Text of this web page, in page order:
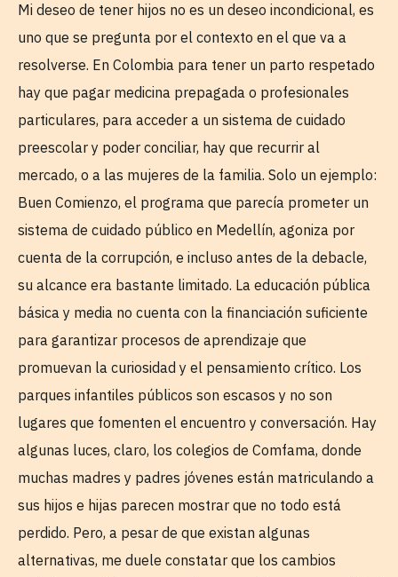
Mi deseo de tener hijos no es un deseo incondicional, es
uno que se pregunta por el contexto en el que va a
resolverse. En Colombia para tener un parto respetado
hay que pagar medicina prepagada o profesionales
particulares, para acceder a un sistema de cuidado
preescolar y poder conciliar, hay que recurrir al
mercado, o a las mujeres de la familia. Solo un ejemplo:
Buen Comienzo, el programa que parecía prometer un
sistema de cuidado público en Medellín, agoniza por
cuenta de la corrupción, e incluso antes de la debacle,
su alcance era bastante limitado. La educación pública
básica y media no cuenta con la financiación suficiente
para garantizar procesos de aprendizaje que
promuevan la curiosidad y el pensamiento crítico. Los
parques infantiles públicos son escasos y no son
lugares que fomenten el encuentro y conversación. Hay
algunas luces, claro, los colegios de Comfama, donde
muchas madres y padres jóvenes están matriculando a
sus hijos e hijas parecen mostrar que no todo está
perdido. Pero, a pesar de que existan algunas
alternativas, me duele constatar que los cambios